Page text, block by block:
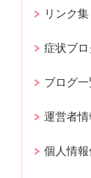
リンク集
症状ブ
ブログ一
運営者情
個人情